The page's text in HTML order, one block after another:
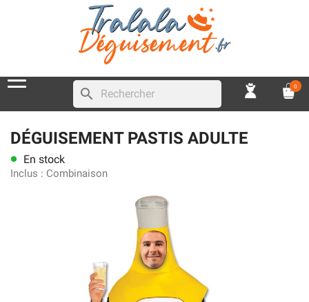
search 0
DÉGUISEMENT PASTIS ADULTE
lens En stock
Inclus : Combinaison